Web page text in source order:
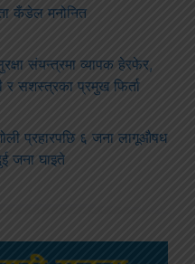
कँडेल मनोनित
संयन्त्रमा व्यापक हेरफेर,
र सशस्त्रका प्रमुख फिर्ता
प्रहारपछि ६ जना लागूऔषध
जना घाइते